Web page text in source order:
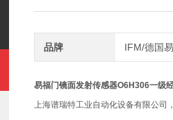
品牌 IFM/德国
易福门镜面发射传感器O6H306一级
上海谱瑞特工业自动化设备有限公司